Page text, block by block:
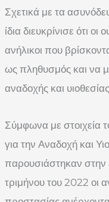
Σχετικά με τα
ίδια διευκρίνισε ότι
ανήλικοι που
ως πληθυσμός και να
αναδοχής και
Σύμφωνα με στοιχεία
για την Αναδοχή και
παρουσιάστηκαν
τριμήνου του 2022 οι